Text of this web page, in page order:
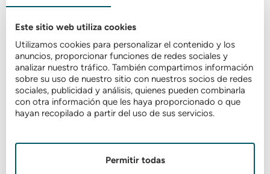
Francés: Nivel medio
Ver más
Este sitio web utiliza cookies
Utilizamos cookies para personalizar el contenido y los
anuncios, proporcionar funciones de redes sociales y
analizar nuestro tráfico. También compartimos información
sobre su uso de nuestro sitio con nuestros socios de redes
sociales, publicidad y análisis, quienes pueden combinarla
con otra información que les haya proporcionado o que
hayan recopilado a partir del uso de sus servicios.
Permitir todas